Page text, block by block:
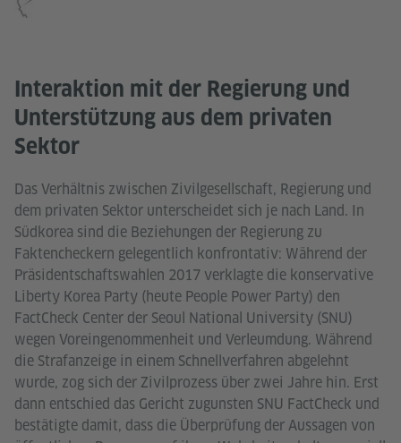
Interaktion mit der Regierung und
Unterstützung aus dem privaten
Sektor
Das Verhältnis zwischen Zivilgesellschaft, Regierung und
dem privaten Sektor unterscheidet sich je nach Land. In
Südkorea sind die Beziehungen der Regierung zu
Faktencheckern gelegentlich konfrontativ: Während der
Präsidentschaftswahlen 2017 verklagte die konservative
Liberty Korea Party (heute People Power Party) den
FactCheck Center der Seoul National University (SNU)
wegen Voreingenommenheit und Verleumdung. Während
die Strafanzeige in einem Schnellverfahren abgelehnt
wurde, zog sich der Zivilprozess über zwei Jahre hin. Erst
dann entschied das Gericht zugunsten SNU FactCheck und
bestätigte damit, dass die Überprüfung der Aussagen von